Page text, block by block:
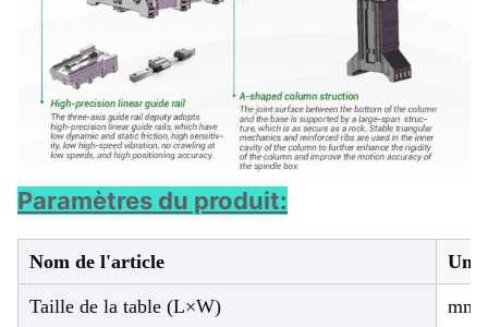
Paramètres du produit:
Nom de l'article
Taille de la table (L×W) mm